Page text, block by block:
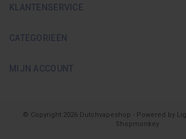
KLANTENSERVICE
CATEGORIEËN
MIJN ACCOUNT
© Copyright 2026 Dutchvapeshop - Powered by
Shopmonkey